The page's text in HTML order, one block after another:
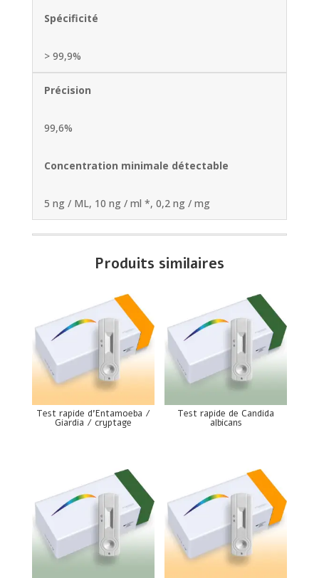
Spécificité
> 99,9%
Précision
99,6%
Concentration minimale détectable
5 ng / ML, 10 ng / ml *, 0,2 ng / mg
Produits similaires
Test rapide d’Entamoeba /
Giardia / cryptage
Test rapide de Candida
albicans